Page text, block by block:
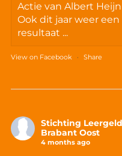
Actie van Albert
Ook dit jaar weer
resultaat ...
View on Facebook · Share
Stichting
Brabant Oost
4 months ago